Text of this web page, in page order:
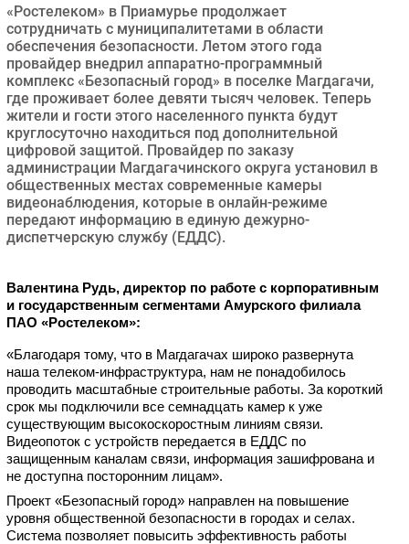
Торговые сети
Оборудование
ПО
Outsourcing
Кадры
Регулирование
Финансы
Web
Безопасность
Инновации
Гаджеты
Здоровье
РАЗДЕЛЫ
Новости
Аналитика
Интервью
Мероприятия
Проекты
IT класс
«Ростелеком» в Приамурье продолжает
сотрудничать с муниципалитетами в области
обеспечения безопасности. Летом этого года
провайдер внедрил аппаратно-программный
комплекс «Безопасный город» в поселке Магдагачи,
где проживает более девяти тысяч человек. Теперь
жители и гости этого населенного пункта будут
круглосуточно находиться под дополнительной
цифровой защитой. Провайдер по заказу
администрации Магдагачинского округа установил в
общественных местах современные камеры
видеонаблюдения, которые в онлайн-режиме
передают информацию в единую дежурно-
диспетчерскую службу (ЕДДС).
Валентина Рудь, директор по работе с корпоративным
и государственным сегментами Амурского филиала
ПАО «Ростелеком»:
«Благодаря тому, что в Магдагачах широко развернута
наша телеком-инфраструктура, нам не понадобилось
проводить масштабные строительные работы. За короткий
срок мы подключили все семнадцать камер к уже
существующим высокоскоростным линиям связи.
Видеопоток с устройств передается в ЕДДС по
защищенным каналам связи, информация зашифрована и
не доступна посторонним лицам».
Проект «Безопасный город» направлен на повышение
уровня общественной безопасности в городах и селах.
Система позволяет повысить эффективность работы